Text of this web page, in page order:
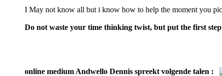
I May not know all but i know how to help the moment you
Do not waste your time thinking twist, but put the first
online medium Andwello Dennis spreekt volgende talen :